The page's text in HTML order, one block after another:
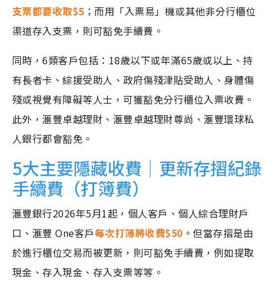
支票都要收取$5 ；而用「入票易」機或其他非分行櫃位
渠道存入支票，則可豁免手續費。
同時，6類客戶包括：18歲以下或年滿65歲或以上、持
有長者卡、綜援受助人、政府傷殘津貼受助人、身體傷
殘或視覺有障礙等人士，可獲豁免分行櫃位入票收費。
此外，滙豐卓越理財、滙豐卓越理財尊尚、滙豐環球私
人銀行都會豁免。
5大主要隱藏收費｜更新存摺紀錄
手續費（打簿費）
滙豐銀行2026年5月1起，個人客戶、個人綜合理財戶
口、滙豐 One客戶每次打簿將收費$50 。但當存摺是由
於進行櫃位交易而被更新，則可豁免手續費，例如提取
現金、存入現金、存入支票等等。